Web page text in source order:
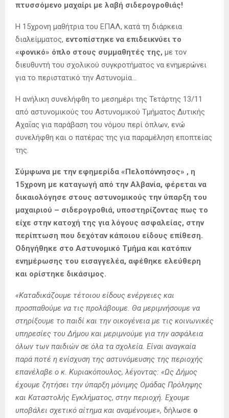
πτυσσόμενο μαχαίρι με λαβή σιδερογροθιάς!
Η 15χρονη μαθήτρια του ΕΠΑΛ, κατά τη διάρκεια
διαλείμματος, εντοπίστηκε να επιδεικνύει το
«φονικό» όπλο στους συμμαθητές της, με τον
διευθυντή του σχολικού συγκροτήματος να ενημερώνει
για το περιστατικό την Αστυνομία…
Η ανήλικη συνελήφθη το μεσημέρι της Τετάρτης 13/11
από αστυνομικούς του Αστυνομικού Τμήματος Δυτικής
Αχαΐας για παράβαση του νόμου περί όπλων, ενώ
συνελήφθη και ο πατέρας της για παραμέληση εποπτείας
της.
Σύμφωνα με την εφημερίδα «Πελοπόννησος» , η
15χρονη με καταγωγή από την Αλβανία, φέρεται να
δικαιολόγησε στους αστυνομικούς την ύπαρξη του
μαχαιριού – σιδερογροθιά, υποστηρίζοντας πως το
είχε στην κατοχή της για λόγους ασφαλείας, στην
περίπτωση που δεχόταν κάποιου είδους επίθεση.
Οδηγήθηκε στο Αστυνομικό Τμήμα και κατόπιν
ενημέρωσης του εισαγγελέα, αφέθηκε ελεύθερη
και ορίστηκε δικάσιμος.
«Καταδικάζουμε τέτοιου είδους ενέργειες και
προσπαθούμε να τις προλάβουμε. Θα μεριμνήσουμε να
στηρίξουμε το παιδί και την οικογένεια με τις κοινωνικές
υπηρεσίες του Δήμου και μεριμνούμε για την ασφάλεια
όλων των παιδιών σε όλα τα σχολεία. Είναι αναγκαία
παρά ποτέ η ενίσχυση της αστυνόμευσης της περιοχής
επανέλαβε ο κ. Κυριακόπουλος, λέγοντας: «Ως Δήμος
έχουμε ζητήσει την ύπαρξη μόνιμης Ομάδας Πρόληψης
και Καταστολής Εγκλήματος, στην περιοχή. Εχουμε
υποβάλει σχετικό αίτημα και αναμένουμε», δήλωσε ο